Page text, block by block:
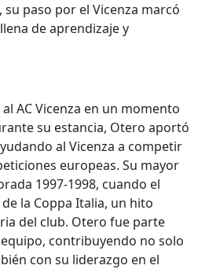
paso por el Vicenza marcó
de aprendizaje y
AC Vicenza en un momento
su estancia, Otero aportó
al Vicenza a competir
europeas. Su mayor
1997-1998, cuando el
la Coppa Italia, un hito
del club. Otero fue parte
contribuyendo no solo
con su liderazgo en el